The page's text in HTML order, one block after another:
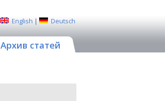
English | Deutsch
Архив статей